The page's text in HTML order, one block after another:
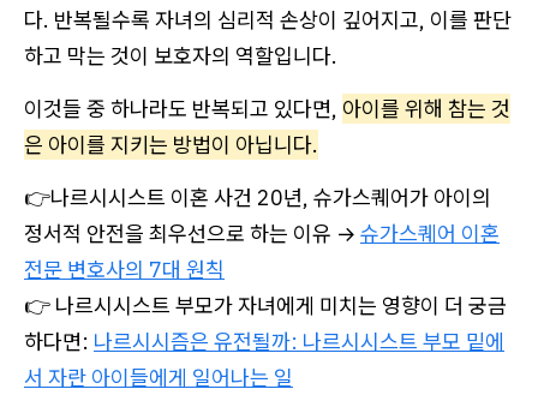
다. 반복될수록 자녀의 심리적 손상이 깊어지고, 이를 판단
하고 막는 것이 보호자의 역할입니다.
이것들 중 하나라도 반복되고 있다면, 아이를 위해 참는 것
은 아이를 지키는 방법이 아닙니다.
👉나르시시스트 이혼 사건 20년, 슈가스퀘어가 아이의
정서적 안전을 최우선으로 하는 이유 → 슈가스퀘어 이혼
전문 변호사의 7대 원칙
👉 나르시시스트 부모가 자녀에게 미치는 영향이 더 궁금
하다면: 나르시시즘은 유전될까: 나르시시스트 부모 밑에
서 자란 아이들에게 일어나는 일